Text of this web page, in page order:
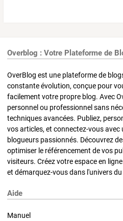
Overblog : Votre Plateforme de
OverBlog est une plateforme de
constante évolution, conçue pour
facilement votre propre blog. Avec
personnel ou professionnel sans
techniques avancées. Publiez,
vos articles, et connectez-vous
blogueurs passionnés. Découvrez
optimiser le référencement de vos
visiteurs. Créez votre espace en
et démarquez-vous dans l'univers
Aide
Manuel